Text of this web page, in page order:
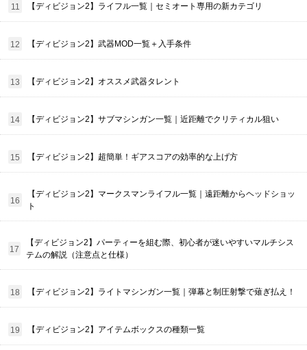
【ディビジョン2】ライフル一覧｜セミオート専用の新カテゴリ
【ディビジョン2】武器MOD一覧＋入手条件
【ディビジョン2】オススメ武器タレント
【ディビジョン2】サブマシンガン一覧｜近距離でクリティカル狙い
【ディビジョン2】超簡単！ギアスコアの効率的な上げ方
【ディビジョン2】マークスマンライフル一覧｜遠距離からヘッドショッ
ト
【ディビジョン2】パーティーを組む際、初心者が迷いやすいマルチシス
テムの解説（注意点と仕様）
【ディビジョン2】ライトマシンガン一覧｜弾幕と制圧射撃で薙ぎ払え！
【ディビジョン2】アイテムボックスの種類一覧